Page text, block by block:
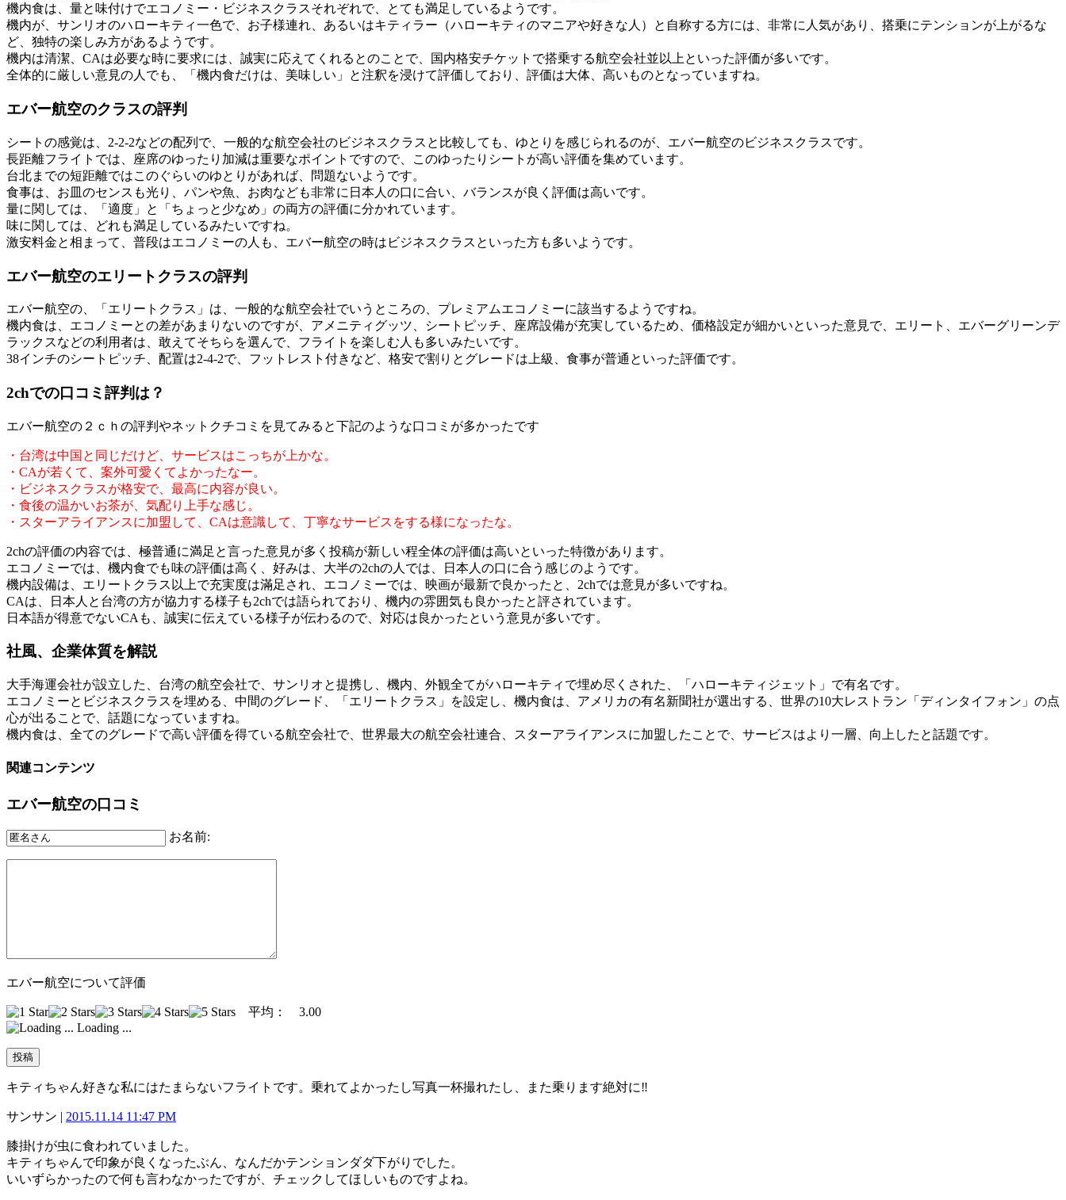
機内食は、量と味付けでエコノミー・ビジネスクラスそれぞれで、とても満足しているようです。
機内が、サンリオのハローキティ一色で、お子様連れ、あるいはキティラー（ハローキティのマニアや好きな人）と自称する方には、非常に人気があり、搭乗にテンションが上がるな
ど、独特の楽しみ方があるようです。
機内は清潔、CAは必要な時に要求には、誠実に応えてくれるとのことで、国内格安チケットで搭乗する航空会社並以上といった評価が多いです。
全体的に厳しい意見の人でも、「機内食だけは、美味しい」と注釈を浸けて評価しており、評価は大体、高いものとなっていますね。
エバー航空のクラスの評判
シートの感覚は、2-2-2などの配列で、一般的な航空会社のビジネスクラスと比較しても、ゆとりを感じられるのが、エバー航空のビジネスクラスです。
長距離フライトでは、座席のゆったり加減は重要なポイントですので、このゆったりシートが高い評価を集めています。
台北までの短距離ではこのぐらいのゆとりがあれば、問題ないようです。
食事は、お皿のセンスも光り、パンや魚、お肉なども非常に日本人の口に合い、バランスが良く評価は高いです。
量に関しては、「適度」と「ちょっと少なめ」の両方の評価に分かれています。
味に関しては、どれも満足しているみたいですね。
激安料金と相まって、普段はエコノミーの人も、エバー航空の時はビジネスクラスといった方も多いようです。
エバー航空のエリートクラスの評判
エバー航空の、「エリートクラス」は、一般的な航空会社でいうところの、プレミアムエコノミーに該当するようですね。
機内食は、エコノミーとの差があまりないのですが、アメニティグッツ、シートピッチ、座席設備が充実しているため、価格設定が細かいといった意見で、エリート、エバーグリーンデ
ラックスなどの利用者は、敢えてそちらを選んで、フライトを楽しむ人も多いみたいです。
38インチのシートピッチ、配置は2-4-2で、フットレスト付きなど、格安で割りとグレードは上級、食事が普通といった評価です。
2chでの口コミ評判は？
エバー航空の２ｃｈの評判やネットクチコミを見てみると下記のような口コミが多かったです
・台湾は中国と同じだけど、サービスはこっちが上かな。
・CAが若くて、案外可愛くてよかったなー。
・ビジネスクラスが格安で、最高に内容が良い。
・食後の温かいお茶が、気配り上手な感じ。
・スターアライアンスに加盟して、CAは意識して、丁寧なサービスをする様になったな。
2chの評価の内容では、極普通に満足と言った意見が多く投稿が新しい程全体の評価は高いといった特徴があります。
エコノミーでは、機内食でも味の評価は高く、好みは、大半の2chの人では、日本人の口に合う感じのようです。
機内設備は、エリートクラス以上で充実度は滿足され、エコノミーでは、映画が最新で良かったと、2chでは意見が多いですね。
CAは、日本人と台湾の方が協力する様子も2chでは語られており、機内の雰囲気も良かったと評されています。
日本語が得意でないCAも、誠実に伝えている様子が伝わるので、対応は良かったという意見が多いです。
社風、企業体質を解説
大手海運会社が設立した、台湾の航空会社で、サンリオと提携し、機内、外観全てがハローキティで埋め尽くされた、「ハローキティジェット」で有名です。
エコノミーとビジネスクラスを埋める、中間のグレード、「エリートクラス」を設定し、機内食は、アメリカの有名新聞社が選出する、世界の10大レストラン「ディンタイフォン」の点
心が出ることで、話題になっていますね。
機内食は、全てのグレードで高い評価を得ている航空会社で、世界最大の航空会社連合、スターアライアンスに加盟したことで、サービスはより一層、向上したと話題です。
関連コンテンツ
エバー航空の口コミ
お名前:
エバー航空について評価
平均： 3.00
Loading ...
キティちゃん好きな私にはたまらないフライトです。乗れてよかったし写真一杯撮れたし、また乗ります絶対に‼
サンサン | 2015.11.14 11:47 PM
膝掛けが虫に食われていました。
キティちゃんで印象が良くなったぶん、なんだかテンションダダ下がりでした。
いいずらかったので何も言わなかったですが、チェックしてほしいものですよね。